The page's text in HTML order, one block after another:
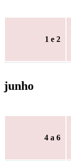
1 e 2
junho
4 a 6